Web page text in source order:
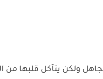
ولكن يتآكل قلبها من